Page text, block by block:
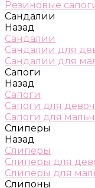
Резиновые
Сандалии
Назад
Сандалии
Сандалии для
Сандалии для
Сапоги
Назад
Сапоги
Сапоги для
Сапоги для
Слиперы
Назад
Слиперы
Слиперы для
Слиперы для
Слипоны